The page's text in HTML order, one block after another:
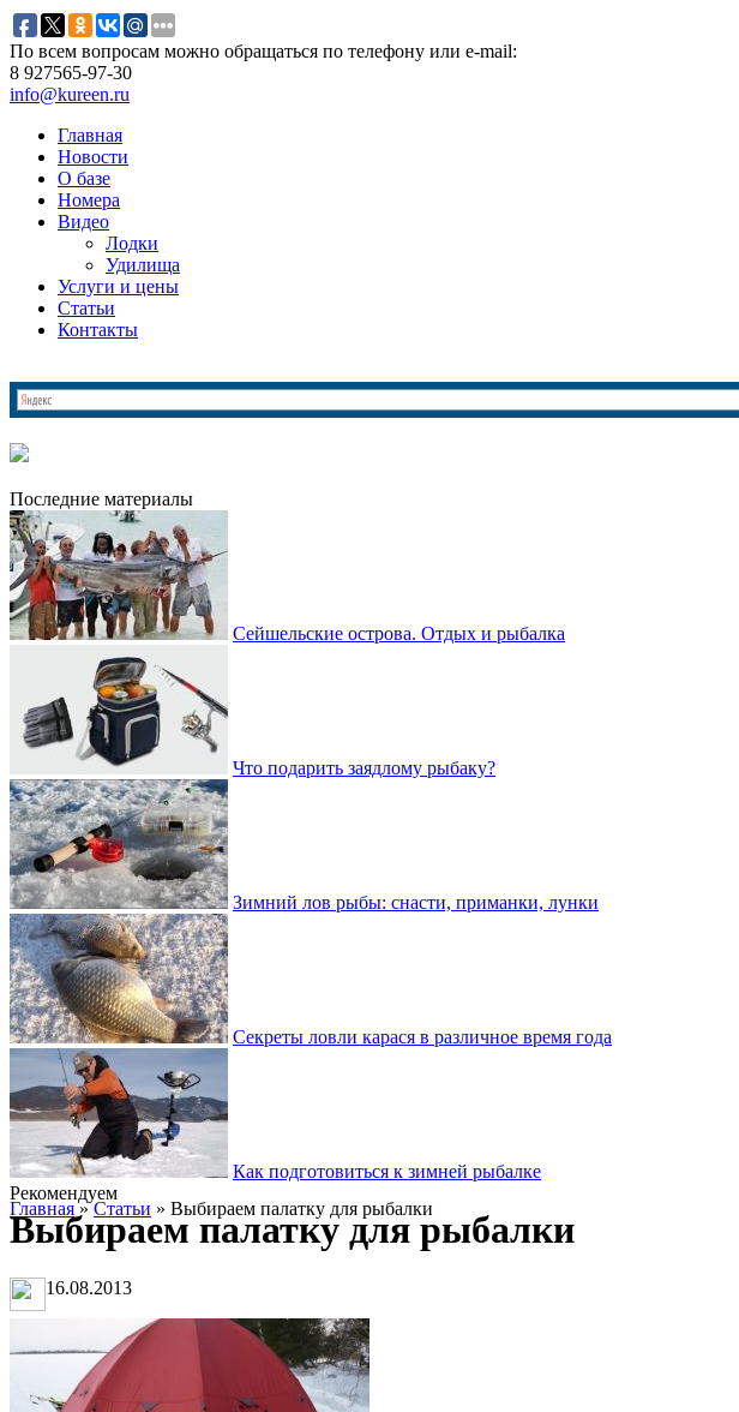
По всем вопросам можно обращаться по телефону или e-mail:
8 927565-97-30
info@kureen.ru
Главная
Новости
О базе
Номера
Видео
Лодки
Удилища
Услуги и цены
Статьи
Контакты
Последние материалы
Сейшельские острова. Отдых и рыбалка
Что подарить заядлому рыбаку?
Зимний лов рыбы: снасти, приманки, лунки
Секреты ловли карася в различное время года
Как подготовиться к зимней рыбалке
Рекомендуем
Главная»Статьи » Выбираем палатку для рыбалки
Выбираем палатку для рыбалки
16.08.2013